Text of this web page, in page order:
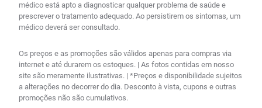
médico está apto a diagnosticar qualquer problema de saúde e
prescrever o tratamento adequado. Ao persistirem os sintomas, um
médico deverá ser consultado.
Os preços e as promoções são válidos apenas para compras via
internet e até durarem os estoques. | As fotos contidas em nosso
site são meramente ilustrativas. | *Preços e disponibilidade sujeitos
a alterações no decorrer do dia. Desconto à vista, cupons e outras
promoções não são cumulativos.